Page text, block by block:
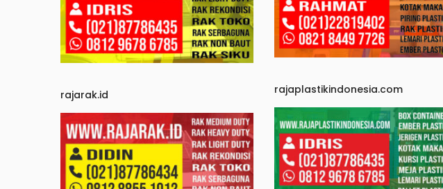
rajarak.id rajaplastikindonesia.com